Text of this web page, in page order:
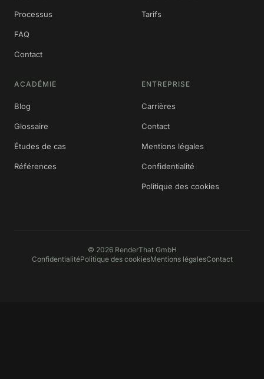
Processus
FAQ
Contact
Tarifs
ACADÉMIE
Blog
Glossaire
Études de cas
Références
ENTREPRISE
Carrières
Contact
Mentions légales
Confidentialité
Politique des cookies
© 2026RenderThat GmbH
ConfidentialitéPolitique des cookiesMentions légalesContact